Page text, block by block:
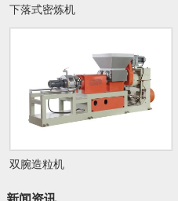
下落式密炼机
双腕造粒机